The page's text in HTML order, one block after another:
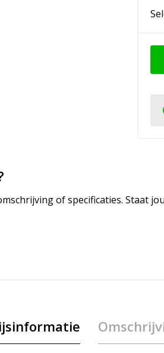
of specificaties. Staat